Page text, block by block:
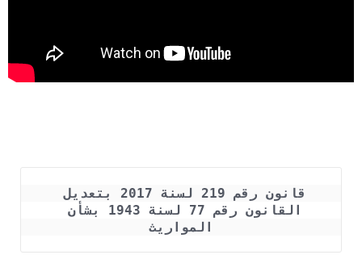
قانون رقم 219 لسنة 2017 بتعديل
المواريث